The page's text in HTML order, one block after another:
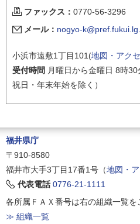
ファックス： 0770-56-3296
メール： nogyo-
小浜市遠敷1丁目101(地図・アク
受付時間 月曜日から金曜日 8時
祝日・年末年始を除く）
福井県庁
〒910-8580
福井市大手3丁目17番1号（地図・
代表電話 0776-21-1111
各所属ＦＡＸ番号は右の組織一覧を
≫ 組織一覧